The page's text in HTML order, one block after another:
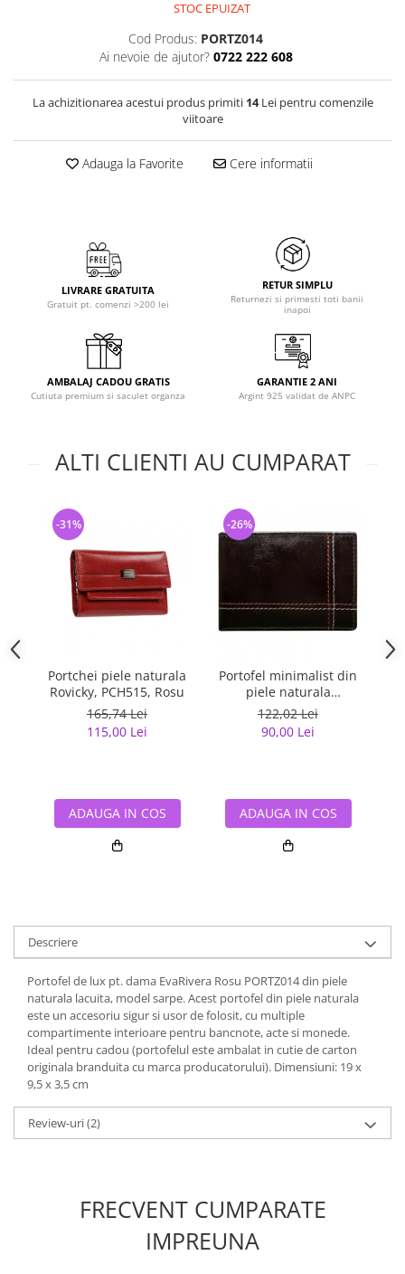
STOC EPUIZAT
Cod Produs: PORTZ014
Ai nevoie de ajutor? 0722 222 608
La achizitionarea acestui produs primiti 14Lei pentru comenzile
viitoare
Adauga la Favorite Cere informatii
LIVRARE GRATUITA
Gratuit pt. comenzi >200 lei
RETUR SIMPLU
Returnezi si primesti toti banii
inapoi
AMBALAJ CADOU GRATIS
Cutiuta premium si saculet organza
GARANTIE 2 ANI
Argint 925 validat de ANPC
ALTI CLIENTI AU CUMPARAT
Portchei piele naturala
Rovicky, PCH515, Rosu
165,74 Lei
115,00 Lei
-31%
ADAUGA IN COS
Portofel minimalist din
piele naturala
PORMG047
122,02 Lei
90,00 Lei
-26%
ADAUGA IN COS
Descriere
Portofel de lux pt. dama EvaRivera Rosu PORTZ014 din piele
naturala lacuita, model sarpe. Acest portofel din piele naturala
este un accesoriu sigur si usor de folosit, cu multiple
compartimente interioare pentru bancnote, acte si monede.
Ideal pentru cadou (portofelul este ambalat in cutie de carton
originala branduita cu marca producatorului). Dimensiuni: 19 x
9,5 x 3,5 cm
Review-uri(2)
FRECVENT CUMPARATE
IMPREUNA